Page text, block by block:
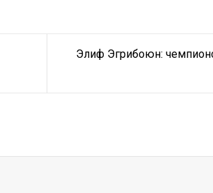
Элиф Эгрибоюн: